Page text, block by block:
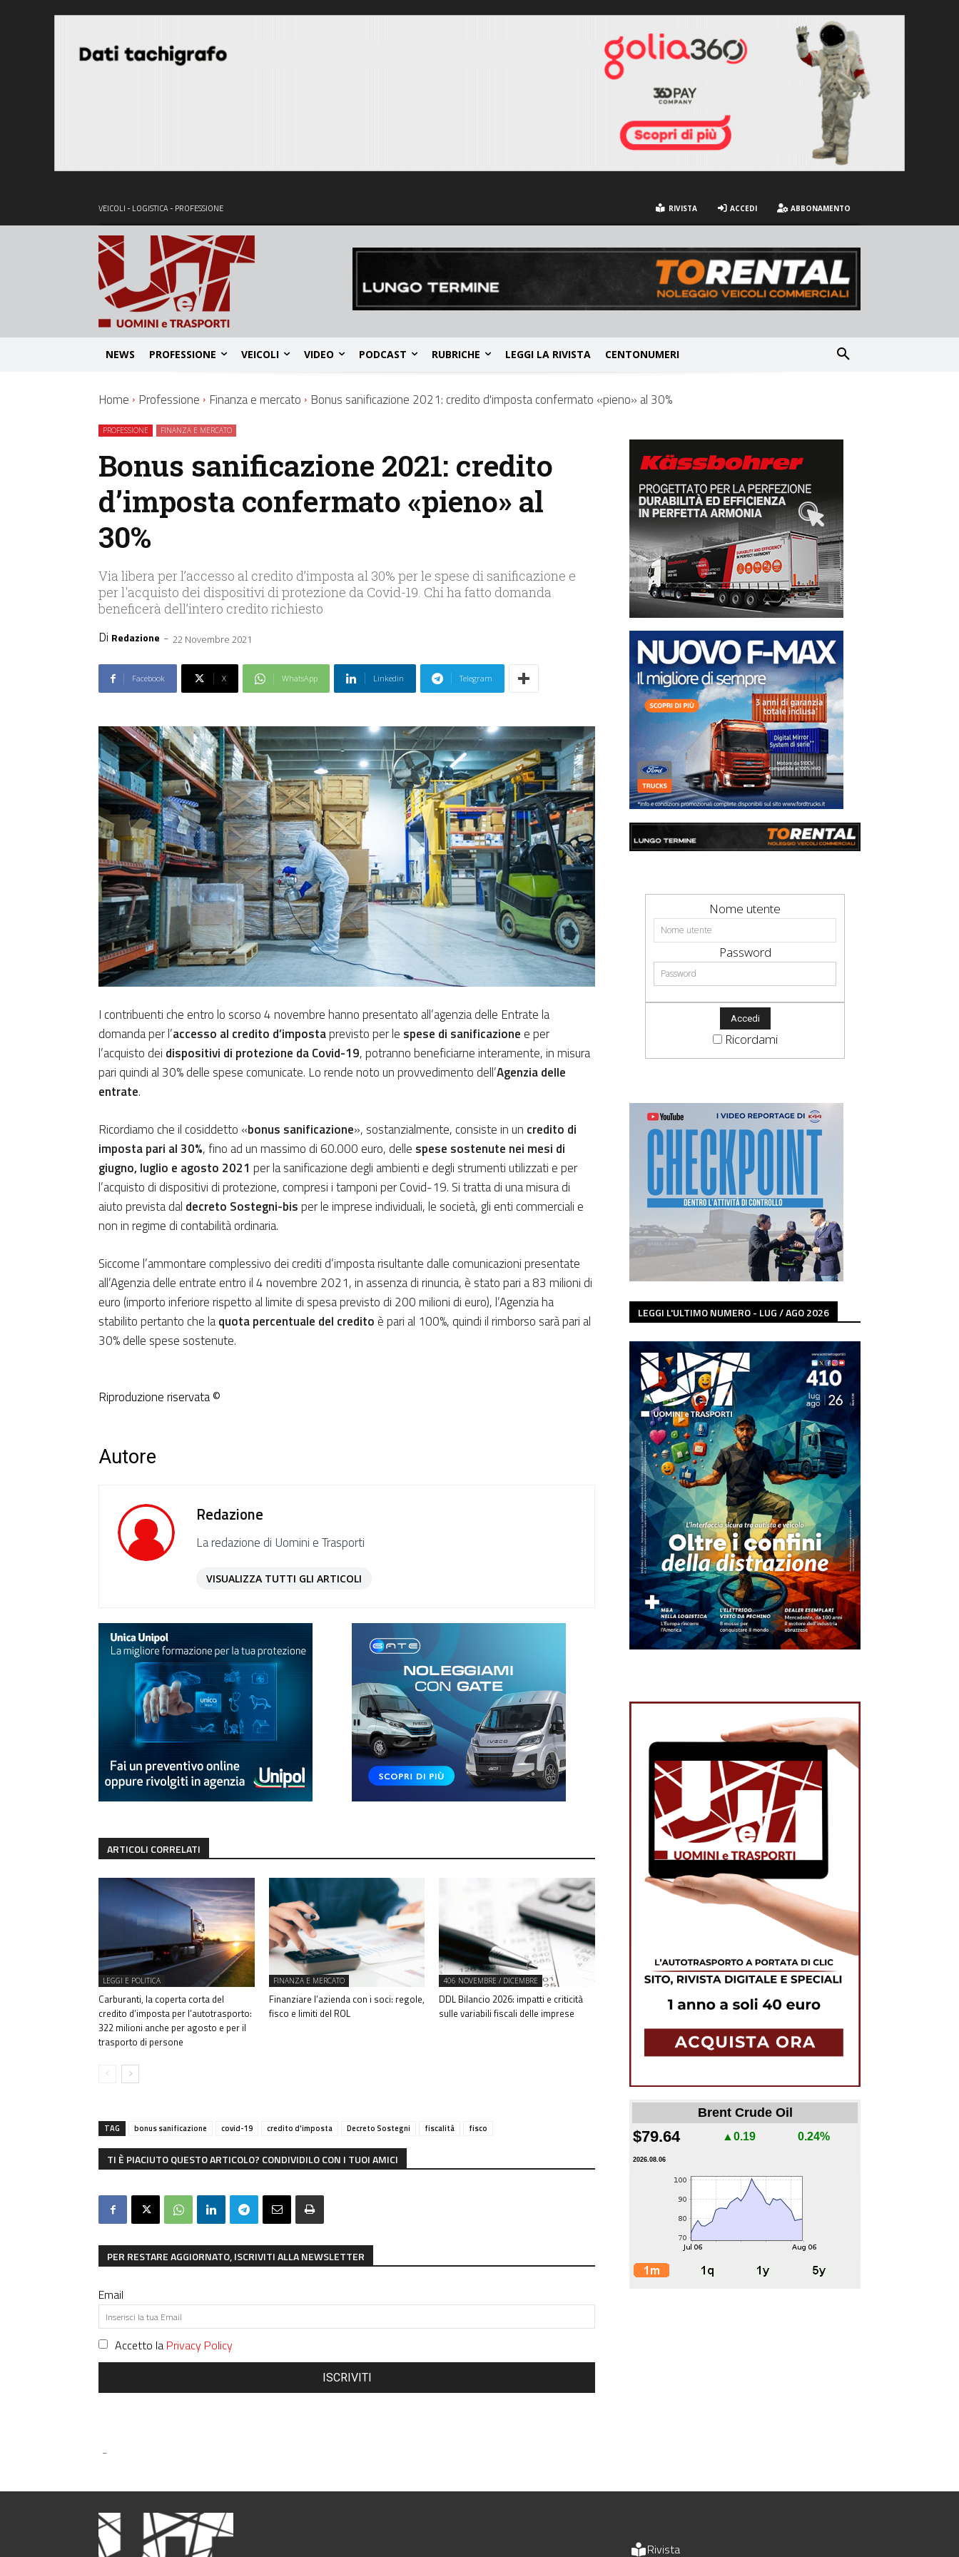
VEICOLI - LOGISTICA - PROFESSIONE RIVISTA ACCEDI ABBONAMENTO
NEWS PROFESSIONE VEICOLI VIDEO PODCAST RUBRICHE LEGGI LA RIVISTA CENTONUMERI
Home Professione Finanza e mercato Bonus sanificazione 2021: credito d'imposta confermato «pieno» al 30%
PROFESSIONE FINANZA E MERCATO
Bonus sanificazione 2021: credito
d’imposta confermato «pieno» al
30%
Via libera per l’accesso al credito d’imposta al 30% per le spese di sanificazione e
per l'acquisto dei dispositivi di protezione da Covid-19. Chi ha fatto domanda
beneficerà dell’intero credito richiesto
Di Redazione - 22 Novembre 2021
Facebook X WhatsApp Linkedin Telegram
I contribuenti che entro lo scorso 4 novembre hanno presentato all’agenzia delle Entrate la
domanda per l’accesso al credito d’impostaprevisto per le spese di sanificazione e per
l’acquisto dei dispositivi di protezione da Covid-19, potranno beneficiarne interamente, in misura
pari quindi al 30% delle spese comunicate. Lo rende noto un provvedimento dell’Agenzia delle
entrate.
Ricordiamo che il cosiddetto «bonus sanificazione», sostanzialmente, consiste in un credito di
imposta pari al 30%, fino ad un massimo di 60.000 euro, delle spese sostenute nei mesi di
giugno, luglio e agosto 2021 per la sanificazione degli ambienti e degli strumenti utilizzati e per
l’acquisto di dispositivi di protezione, compresi i tamponi per Covid-19. Si tratta di una misura di
aiuto prevista dal decreto Sostegni-bisper le imprese individuali, le società, gli enti commerciali e
non in regime di contabilità ordinaria.
Siccome l’ammontare complessivo dei crediti d’imposta risultante dalle comunicazioni presentate
all’Agenzia delle entrate entro il 4 novembre 2021, in assenza di rinuncia, è stato pari a 83 milioni di
euro (importo inferiore rispetto al limite di spesa previsto di 200 milioni di euro), l’Agenzia ha
stabilito pertanto che laquota percentuale del credito è pari al 100%, quindi il rimborso sarà pari al
30% delle spese sostenute.
Riproduzione riservata ©
Autore
Redazione
La redazione di Uomini e Trasporti
VISUALIZZA TUTTI GLI ARTICOLI
ARTICOLI CORRELATI
LEGGI E POLITICA
Carburanti, la coperta corta del
credito d’imposta per l’autotrasporto:
322 milioni anche per agosto e per il
trasporto di persone
FINANZA E MERCATO
Finanziare l’azienda con i soci: regole,
fisco e limiti del ROL
406 NOVEMBRE / DICEMBRE
DDL Bilancio 2026: impatti e criticità
sulle variabili fiscali delle imprese
TAG bonus sanificazione covid-19 credito d'imposta Decreto Sostegni fiscalità fisco
TI È PIACIUTO QUESTO ARTICOLO? CONDIVIDILO CON I TUOI AMICI
PER RESTARE AGGIORNATO, ISCRIVITI ALLA NEWSLETTER
Email
Accetto la Privacy Policy
ISCRIVITI
Nome utente
Password
Ricordami
LEGGI L'ULTIMO NUMERO - LUG / AGO 2026
Brent Crude Oil
$79.64 ▲0.19 0.24%
2026.08.06
-
Rivista